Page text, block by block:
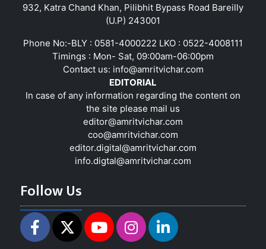
932, Katra Chand Khan, Pilibhit Bypass Road Bareilly
(U.P) 243001
Phone No:-BLY : 0581-4000222 LKO : 0522-4008111
Timings : Mon- Sat, 09:00am-06:00pm
Contact us: info@amritvichar.com
EDITORIAL
In case of any information regarding the content on
the site please mail us
editor@amritvichar.com
coo@amritvichar.com
editor.digital@amritvichar.com
info.digtal@amritvichar.com
Follow Us